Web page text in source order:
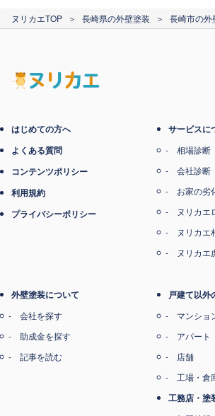
カード支払い
ヌリカエTOP ＞ 長崎県の外壁塗装 ＞ 長崎市の外
はじめての方へ
よくある質問
コンテンツポリシー
利用規約
プライバシーポリシー
サービスに
相場診断
会社診断
お家の劣
ヌリカエ
ヌリカエ
ヌリカエ
外壁塗装について
会社を探す
助成金を探す
記事を読む
戸建て以外
マンショ
アパート
店舗
工場・倉
工務店・塗